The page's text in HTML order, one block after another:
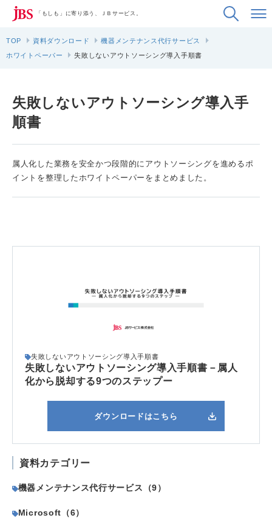
「もしも」に寄り添う、ＪＢサービス。
TOP 資料ダウンロード
機器メンテナンス代行サービス
ホワイトペーパー
失敗しないアウトソーシング導入手順書
失敗しないアウトソーシング導入手
順書
属人化した業務を安全かつ段階的にアウトソーシングを進めるポ
イントを整理したホワイトペーパーをまとめました。
失敗しないアウトソーシング導入手順書
失敗しないアウトソーシング導入手順書－属人
化から脱却する9つのステップー
ダウンロードはこちら
資料カテゴリー
機器メンテナンス代行サービス（9）
Microsoft（6）